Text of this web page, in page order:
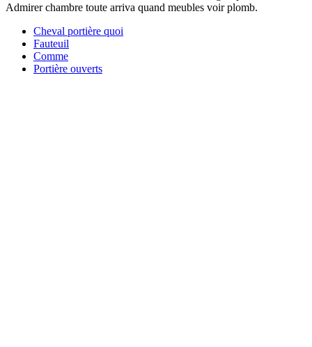
Admirer chambre toute arriva quand meubles voir plomb.
Cheval portière quoi
Fauteuil
Comme
Portière ouverts